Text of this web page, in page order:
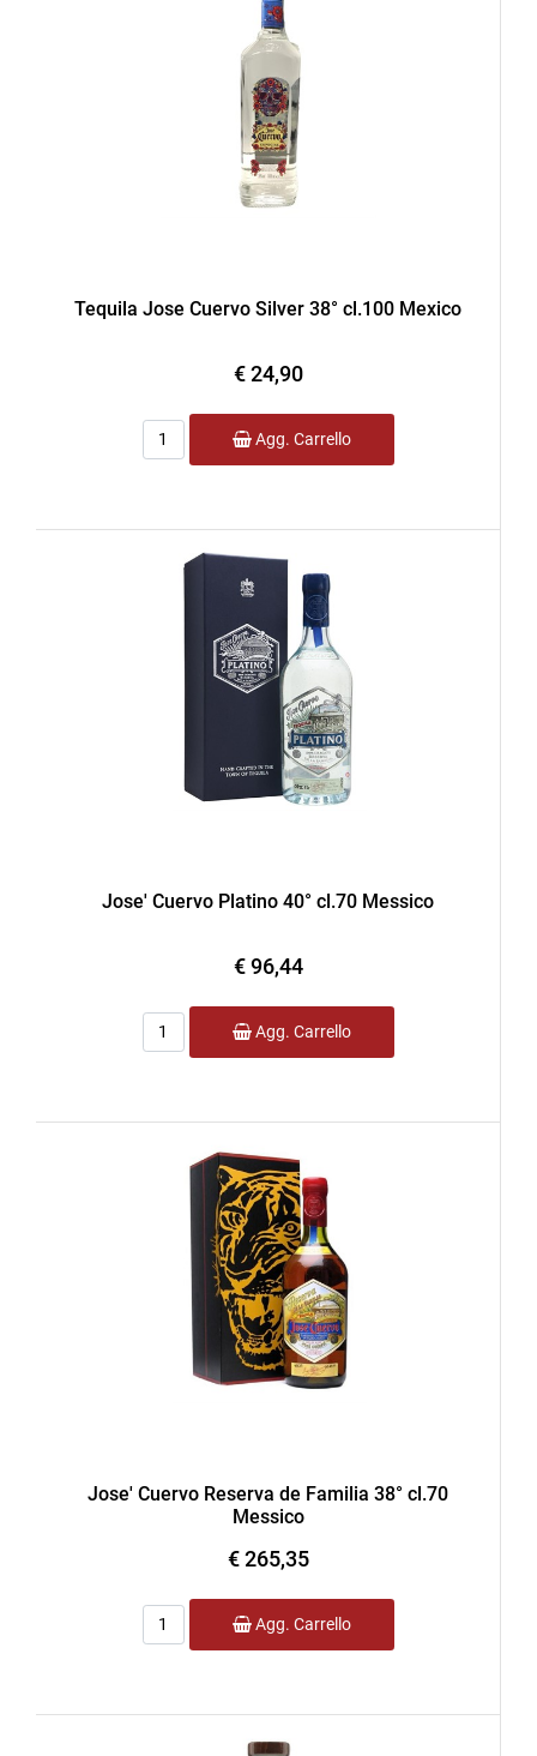
Tequila Jose Cuervo Silver 38° cl.100 Mexico
€ 24,90
Quantità
Agg. Carrello
Jose' Cuervo Platino 40° cl.70 Messico
€ 96,44
Quantità
Agg. Carrello
Jose' Cuervo Reserva de Familia 38° cl.70
Messico
€ 265,35
Quantità
Agg. Carrello